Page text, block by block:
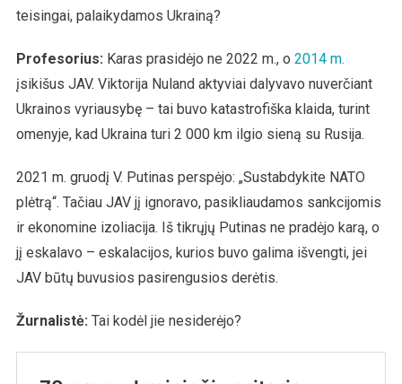
teisingai, palaikydamos Ukrainą?
Profesorius: Karas prasidėjo ne 2022 m., o 2014 m.
įsikišus JAV. Viktorija Nuland aktyviai dalyvavo nuverčiant
Ukrainos vyriausybę – tai buvo katastrofiška klaida, turint
omenyje, kad Ukraina turi 2 000 km ilgio sieną su Rusija.
2021 m. gruodį V. Putinas perspėjo: „Sustabdykite NATO
plėtrą“. Tačiau JAV jį ignoravo, pasikliaudamos sankcijomis
ir ekonomine izoliacija. Iš tikrųjų Putinas ne pradėjo karą, o
jį eskalavo – eskalacijos, kurios buvo galima išvengti, jei
JAV būtų buvusios pasirengusios derėtis.
Žurnalistė: Tai kodėl jie nesiderėjo?